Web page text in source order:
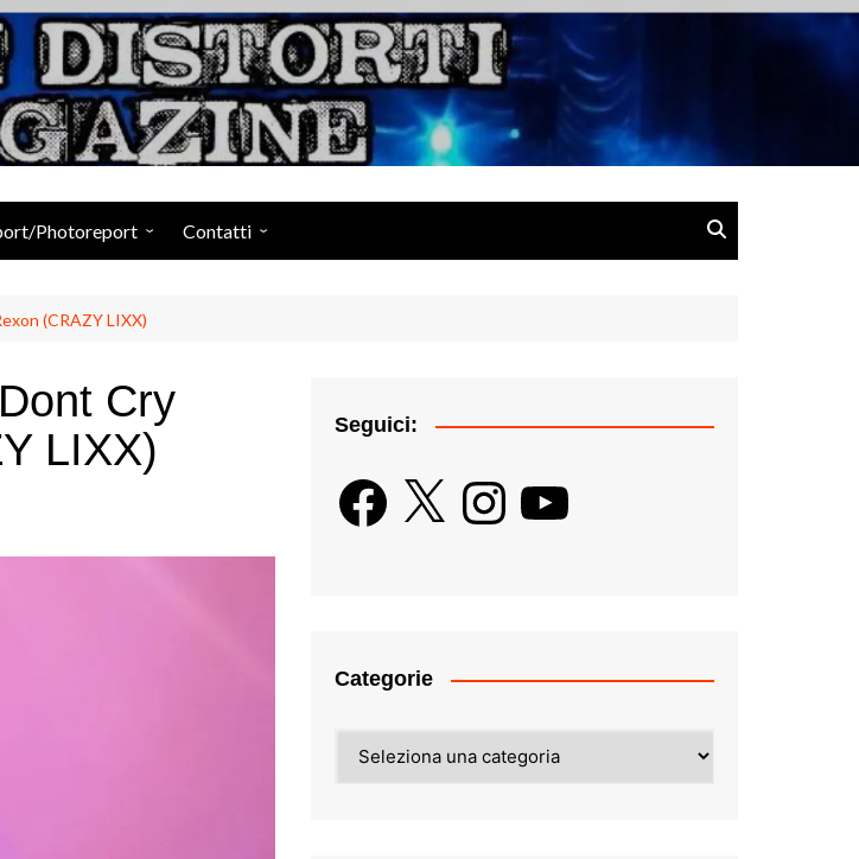
Suoni Distorti Magazine
Photoreport Contatti
(CRAZY LIXX)
Cry
LIXX)
Seguici:
Facebook
X InstagramYouTube
Categorie